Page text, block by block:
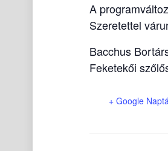
A
Szeretettel
Bacchus
Feketekői
+ Google